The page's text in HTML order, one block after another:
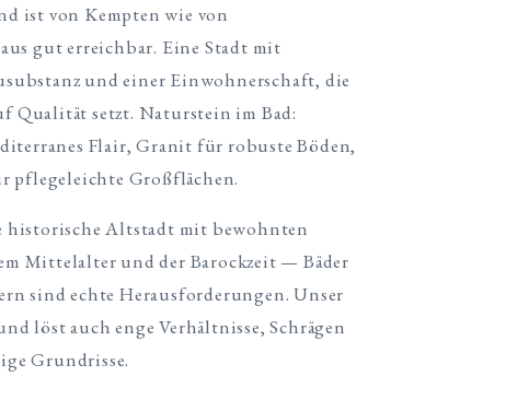
ist von Kempten wie von
gut erreichbar. Eine Stadt mit
und einer Einwohnerschaft, die
Qualität setzt. Naturstein im Bad:
Flair, Granit für robuste Böden,
pflegeleichte Großflächen.
historische Altstadt mit bewohnten
Mittelalter und der Barockzeit — Bäder
sind echte Herausforderungen. Unser
löst auch enge Verhältnisse, Schrägen
Grundrisse.